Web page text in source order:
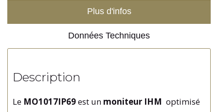
Plus d'infos
Données Techniques
Description
Le MO1017IP69est un moniteur IHM optimisé